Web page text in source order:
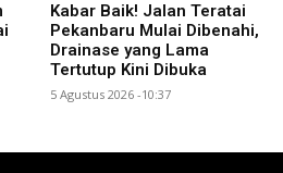
Kabar Baik! Jalan Teratai
Pekanbaru Mulai Dibenahi,
Drainase yang Lama
Tertutup Kini Dibuka
5 Agustus 2026 -10:37